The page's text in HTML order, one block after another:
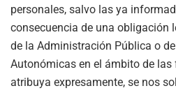
personales, salvo las ya
consecuencia de una obligación
de la Administración Pública o
Autonómicas en el ámbito de
atribuya expresamente, se nos